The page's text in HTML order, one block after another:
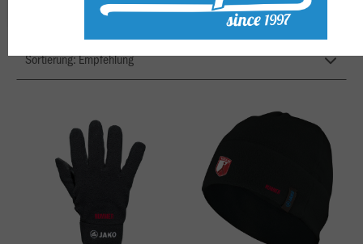
Datenschutz
Impressum